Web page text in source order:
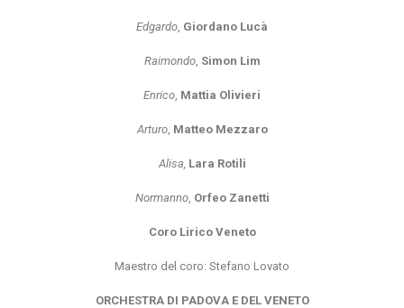
Edgardo Giordano Lucà
Raimondo, Simon Lim
Enrico Mattia Olivieri
Arturo, Matteo Mezzaro
Alisa, Lara Rotili
Normanno, Orfeo Zanetti
Coro Lirico Veneto
Maestro del coro: Stefano Lovato
ORCHESTRA DI PADOVA E DEL VENETO